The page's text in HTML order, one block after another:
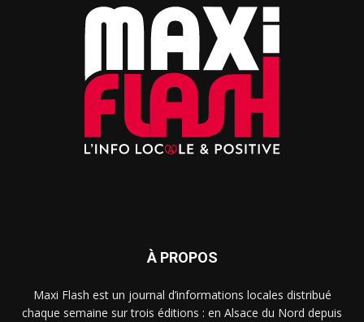
À PROPOS
Maxi Flash est un journal d’informations locales distribué
chaque semaine sur trois éditions : en Alsace du Nord depuis